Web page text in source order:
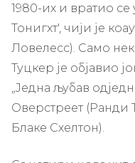
1980-их и вратио
Тонигхт', чији је
Ловелесс). Само
Туцкер је објавио
„Једна љубав
Оверстреет (Ранди
Блаке Схелтон).